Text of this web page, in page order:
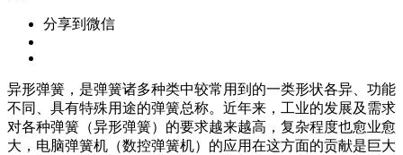
分享到微信
异形弹簧，是弹簧诸多种类中较常用到的一类形状各异、功能
不同、具有特殊用途的弹簧总称。近年来，工业的发展及需求
对各种弹簧（异形弹簧）的要求越来越高，复杂程度也愈业愈
大，电脑弹簧机（数控弹簧机）的应用在这方面的贡献是巨大